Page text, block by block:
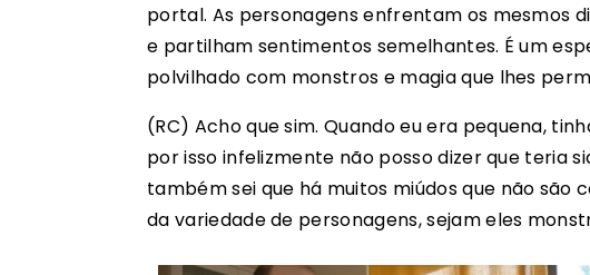
portal. As personagens enfrentam os mesmos
e partilham sentimentos semelhantes. É um
polvilhado com monstros e magia que lhes
(RC) Acho que sim. Quando eu era pequena,
por isso infelizmente não posso dizer que teria
também sei que há muitos miúdos que não são
da variedade de personagens, sejam eles